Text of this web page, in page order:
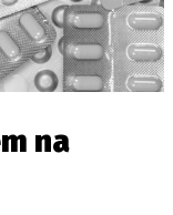
na